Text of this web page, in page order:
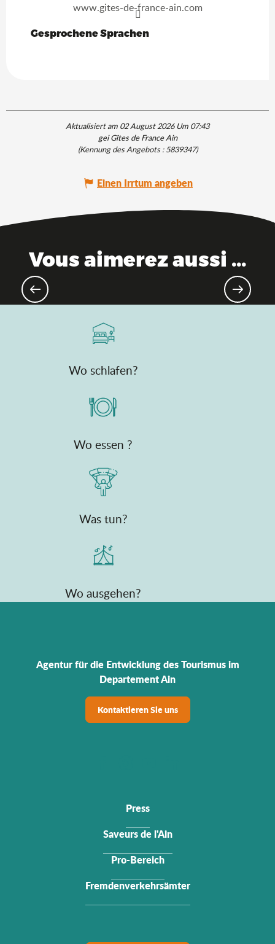
www.gites-de-france-ain.com
Gesprochene Sprachen
Gesprochene Sprachen
Aktualisiert am 02 August 2026 Um 07:43
gei Gîtes de France Ain
(Kennung des Angebots :5839347)
Einen Irrtum angeben
Vous aimerez aussi ...
Eskapaden im Frühling, frische Luft
Wo schlafen?
Wo essen ?
Was tun?
Wo ausgehen?
Agentur für die Entwicklung des Tourismus im
Departement Ain
Kontaktieren Sie uns
Press
Saveurs de l'Ain
Pro-Bereich
Fremdenverkehrsämter